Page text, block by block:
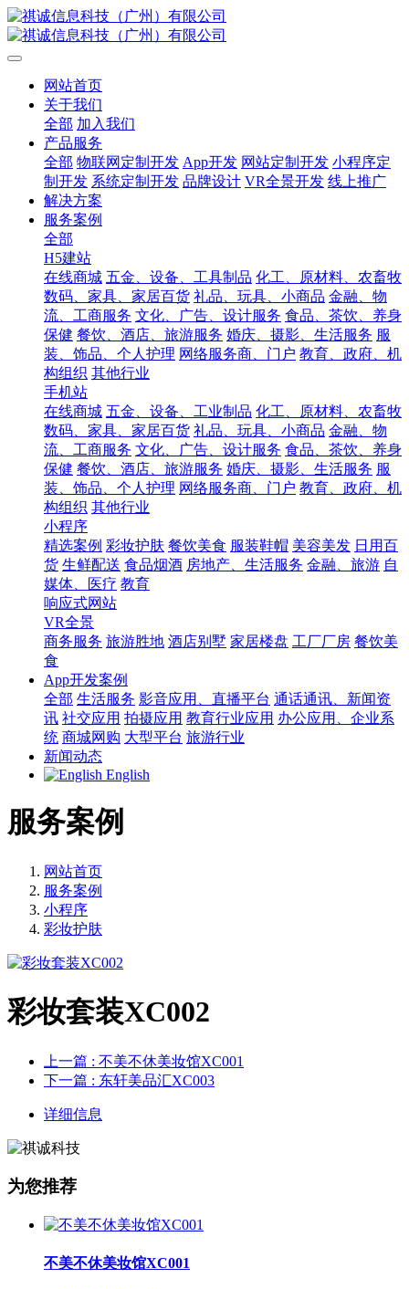
网站首页
关于我们
全部 加入我们
产品服务
全部 物联网定制开发 App开发 网站定制开发 小程序定
制开发 系统定制开发 品牌设计 VR全景开发 线上推广
解决方案
服务案例
全部
H5建站
在线商城 五金、设备、工具制品 化工、原材料、农畜牧
数码、家具、家居百货 礼品、玩具、小商品 金融、物
流、工商服务 文化、广告、设计服务 食品、茶饮、养身
保健 餐饮、酒店、旅游服务 婚庆、摄影、生活服务 服
装、饰品、个人护理 网络服务商、门户 教育、政府、机
构组织 其他行业
手机站
在线商城 五金、设备、工业制品 化工、原材料、农畜牧
数码、家具、家居百货 礼品、玩具、小商品 金融、物
流、工商服务 文化、广告、设计服务 食品、茶饮、养身
保健 餐饮、酒店、旅游服务 婚庆、摄影、生活服务 服
装、饰品、个人护理 网络服务商、门户 教育、政府、机
构组织 其他行业
小程序
精选案例 彩妆护肤 餐饮美食 服装鞋帽 美容美发 日用百
货 生鲜配送 食品烟酒 房地产、生活服务 金融、旅游 自
媒体、医疗 教育
响应式网站
VR全景
商务服务 旅游胜地 酒店别墅 家居楼盘 工厂厂房 餐饮美
食
App开发案例
全部 生活服务 影音应用、直播平台 通话通讯、新闻资
讯 社交应用 拍摄应用 教育行业应用 办公应用、企业系
统 商城网购 大型平台 旅游行业
新闻动态
English
服务案例
网站首页
服务案例
小程序
彩妆护肤
彩妆套装XC002
上一篇 : 不美不休美妆馆XC001
下一篇 : 东轩美品汇XC003
详细信息
为您推荐
不美不休美妆馆XC001